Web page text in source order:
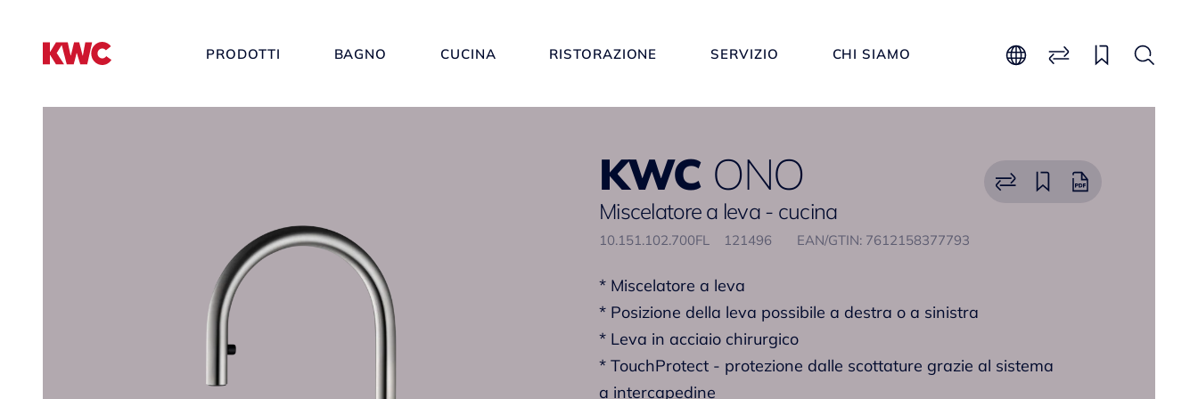
PRODOTTI BAGNO CUCINA RISTORAZIONE SERVIZIO CHI SIAMO
KWC ONO
Miscelatore a leva - cucina
10.151.102.700FL 121496 EAN/GTIN: 7612158377793
* Miscelatore a leva
* Posizione della leva possibile a destra o a sinistra
* Leva in acciaio chirurgico
* TouchProtect - protezione dalle scottature grazie al sistema
a intercapedine